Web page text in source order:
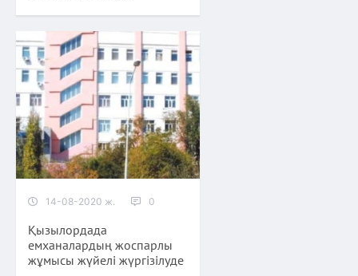
14-08-2020 ж. 0
Қызылордада
емханалардың жоспарлы
жұмысы жүйелі жүргізілуде